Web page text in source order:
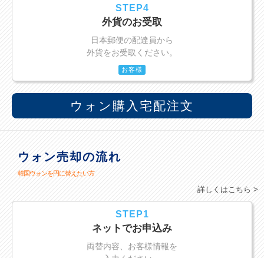
STEP4
外貨のお受取
日本郵便の配達員から
外貨をお受取ください。
お客様
ウォン購入宅配注文
ウォン売却の流れ
韓国ウォンを円に替えたい方
詳しくはこちら >
STEP1
ネットでお申込み
両替内容、お客様情報を